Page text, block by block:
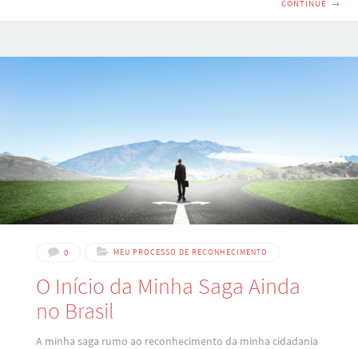
CONTINUE →
0 MEU PROCESSO DE RECONHECIMENTO
O Início da Minha Saga Ainda
no Brasil
A minha saga rumo ao reconhecimento da minha cidadania